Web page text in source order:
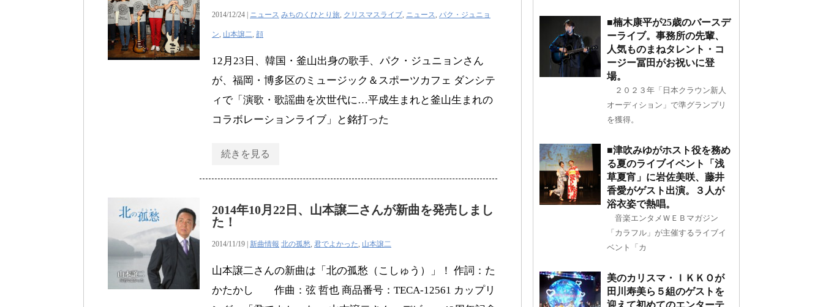
2014/12/24 | ニュース みちのくひとり旅, クリスマスライブ, ニュース, パク・ジュニョ
ン, 山本譲二, 顔
12月23日、韓国・釜山出身の歌手、パク・ジュニョンさん
が、福岡・博多区のミュージック＆スポーツカフェ ダンシテ
ィで「演歌・歌謡曲を次世代に…平成生まれと釜山生まれの
コラボレーションライブ」と銘打った
続きを見る
2014年10月22日、山本譲二さんが新曲を発売しまし
た！
2014/11/19 | 新曲情報 北の孤愁, 君でよかった, 山本譲二
山本譲二さんの新曲は「北の孤愁（こしゅう）」！ 作詞：た
かたかし 作曲：弦 哲也 商品番号：TECA-12561 カップリ
■楠木康平が25歳のバースデ
ーライブ。事務所の先輩、
人気ものまねタレント・コ
ージー冨田がお祝いに登
場。
２０２３年「日本クラウン新人
オーディション」で準グランプリ
を獲得。
■津吹みゆがホスト役を務め
る夏のライブイベント「浅
草夏宵」に岩佐美咲、藤井
香愛がゲスト出演。３人が
浴衣姿で熱唱。
音楽エンタメＷＥＢマガジン
「カラフル」が主催するライブイ
ベント「カ
美のカリスマ・ＩＫＫＯが
田川寿美ら５組のゲストを
迎えて初めてのエンターテ